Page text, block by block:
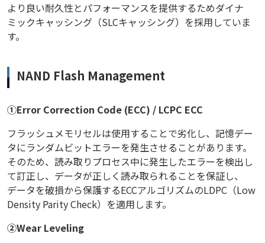
より良い耐久性とパフォーマンスを提供するためダイナ
ミックキャッシング（SLCキャッシング）を採用していま
す。
NAND Flash Management
①Error Correction Code (ECC) / LCPC ECC
フラッシュメモリセルは使用することで劣化し、記憶デー
タにランダムビットエラーを発生させることがあります。
そのため、読み取りプロセス中に発生したエラーを検出し
て訂正し、データが正しく読み取られることを保証し、
データを破損から保護するECCアルゴリズムのLDPC（Low
Density Parity Check）を適用します。
②Wear Leveling